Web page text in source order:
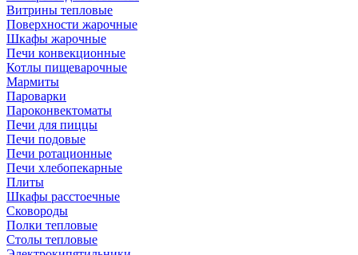
Витрины тепловые
Поверхности жарочные
Шкафы жарочные
Печи конвекционные
Котлы пищеварочные
Мармиты
Пароварки
Пароконвектоматы
Печи для пиццы
Печи подовые
Печи ротационные
Печи хлебопекарные
Плиты
Шкафы расстоечные
Сковороды
Полки тепловые
Столы тепловые